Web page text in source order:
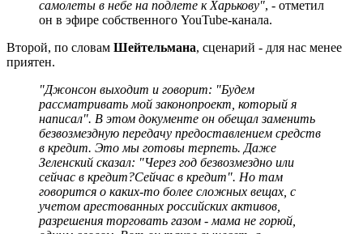
самолеты в небе на подлете к Харькову", - отметил
он в эфире собственного YouTube-канала.
Второй, по словам Шейтельмана, сценарий - для нас менее
приятен.
"Джонсон выходит и говорит: "Будем
рассматривать мой законопроект, который я
написал". В этом документе он обещал заменить
безвозмездную передачу предоставлением средств
в кредит. Это мы готовы терпеть. Даже
Зеленский сказал: "Через год безвозмездно или
сейчас в кредит?Сейчас в кредит". Но там
говорится о каких-то более сложных вещах, с
учетом арестованных российских активов,
разрешения торговать газом - мама не горюй,